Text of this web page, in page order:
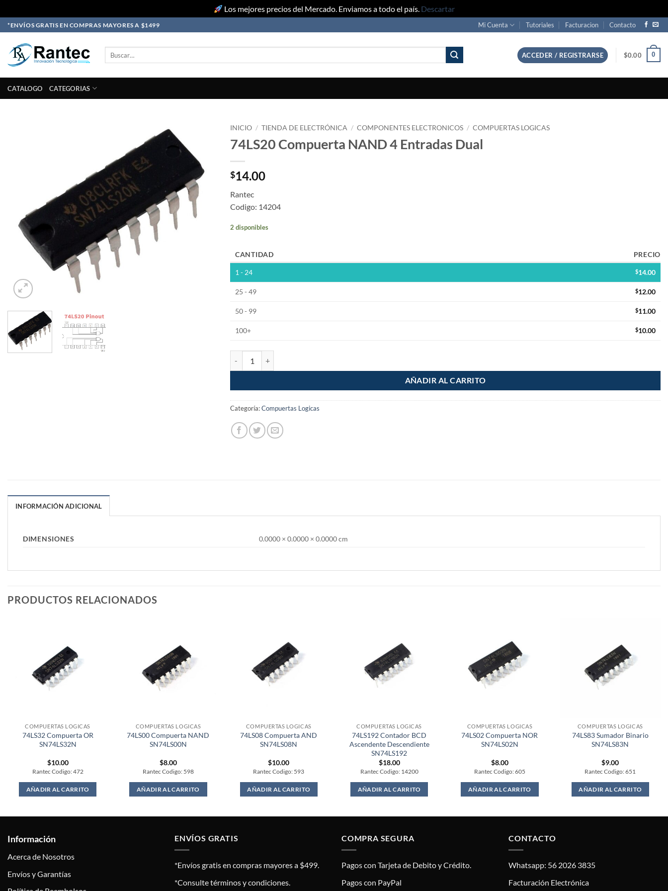
Los mejores precios del Mercado. Enviamos a todo el país. Descartar
Skip
to
content
*ENVÍOS GRATIS EN COMPRAS MAYORES A $1499 Mi Cuenta Tutoriales Facturacion Contacto
ACCEDER / REGISTRARSE $0.00 0
CATALOGO CATEGORIAS
INICIO / TIENDA DE ELECTRÓNICA / COMPONENTES ELECTRONICOS / COMPUERTAS LOGICAS
74LS20 Compuerta NAND 4 Entradas Dual
$14.00
Rantec
Codigo: 14204
2 disponibles
CANTIDAD PRECIO
1 - 24 $14.00
25 - 49 $12.00
50 - 99 $11.00
100+ $10.00
AÑADIR AL CARRITO
Categoría:Compuertas Logicas
INFORMACIÓN ADICIONAL
DIMENSIONES 0.0000 × 0.0000 × 0.0000 cm
PRODUCTOS RELACIONADOS
COMPUERTAS LOGICAS
74LS32 Compuerta OR
SN74LS32N
$10.00
Rantec Codigo: 472
AÑADIR AL CARRITO
COMPUERTAS LOGICAS
74LS00 Compuerta NAND
SN74LS00N
$8.00
Rantec Codigo: 598
AÑADIR AL CARRITO
COMPUERTAS LOGICAS
74LS08 Compuerta AND
SN74LS08N
$10.00
Rantec Codigo: 593
AÑADIR AL CARRITO
COMPUERTAS LOGICAS
74LS192 Contador BCD
Ascendente Descendiente
SN74LS192
$18.00
Rantec Codigo: 14200
AÑADIR AL CARRITO
COMPUERTAS LOGICAS
74LS02 Compuerta NOR
SN74LS02N
$8.00
Rantec Codigo: 605
AÑADIR AL CARRITO
COMPUERTAS LOGICAS
74LS83 Sumador Binario
SN74LS83N
$9.00
Rantec Codigo: 651
AÑADIR AL CARRITO
Información
Acerca de Nosotros
Envíos y Garantías
ENVÍOS GRATIS
*Envíos gratis en compras mayores a $499.
*Consulte términos y condiciones.
COMPRA SEGURA
Pagos con Tarjeta de Debito y Crédito.
Pagos con PayPal
CONTACTO
Whatsapp: 56 2026 3835
Facturación Electrónica